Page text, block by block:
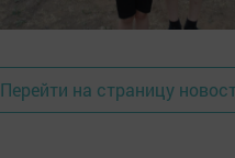
Перейти на страницу